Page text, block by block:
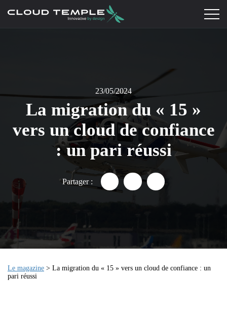
23/05/2024
La migration du « 15 »
vers un cloud de confiance
: un pari réussi
Partager : Partager "La migration du «
Partager "La
Partager "La
Le magazine > La migration du « 15 » vers un cloud de confiance : un
pari réussi